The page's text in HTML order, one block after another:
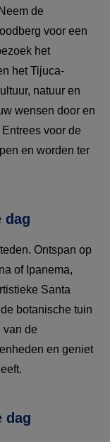
de
voor een
het
het Tijuca-
natuur en
wensen door en
voor de
en worden ter
dag
Ontspan op
of Ipanema,
Santa
botanische tuin
van de
en geniet
dag